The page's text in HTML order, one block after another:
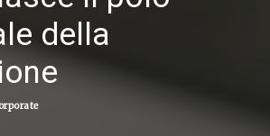
della